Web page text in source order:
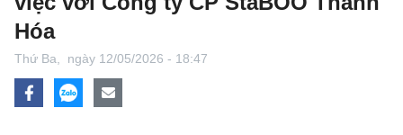
Hóa
Thứ Ba, ngày 12/05/2026 - 18:47